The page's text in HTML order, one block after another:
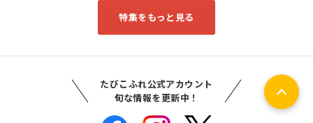
特集をもっと見る
たびこふれ公式アカウント
旬な情報を更新中！